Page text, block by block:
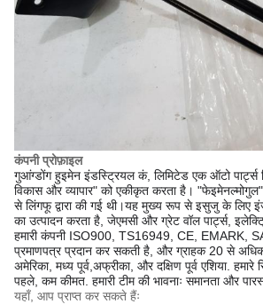
कंपनी प्रोफ़ाइल
गुआंग्डोंग हुइमेन इंडस्ट्रियल कं, लिमिटेड एक ऑटो पार्ट्स
विकास और व्यापार" को एकीकृत करता है। "फेइमेनल्मोगुल"
से लिंगफू द्वारा की गई थी।यह मुख्य रूप से इसुजु के लिए
का उत्पादन करता है, जेएमसी और ग्रेट वॉल पार्ट्स,
हमारी कंपनी ISO900, TS16949, CE, EMARK,
प्रमाणपत्र प्रदान कर सकती है, और ग्राहक 20 से
अमेरिका, मध्य पूर्व,अफ्रीका, और दक्षिण पूर्व एशिया. हमारे
पहले, कम कीमत. हमारी टीम की भावनाः समानता और
यहाँ, आप प्राप्त कर सकते हैंः